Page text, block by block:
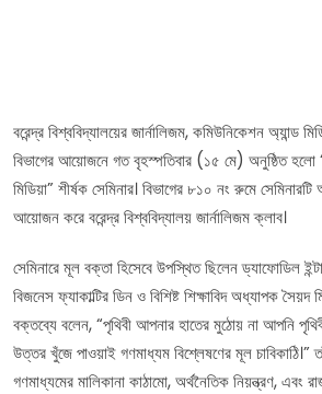
বরেন্দ্র বিশ্ববিদ্যালয়ের জার্নালিজম, কমিউনিকেশন অ্যান্ড
বিভাগের আয়োজনে গত বৃহস্পতিবার (১৫ মে) অনুষ্ঠিত
মিডিয়া” শীর্ষক সেমিনার। বিভাগের ৮১০ নং রুমে সেমিনারটি
আয়োজন করে বরেন্দ্র বিশ্ববিদ্যালয় জার্নালিজম ক্লাব।
সেমিনারে মূল বক্তা হিসেবে উপস্থিত ছিলেন ড্যাফোডিল
বিজনেস ফ্যাকাল্টির ডিন ও বিশিষ্ট শিক্ষাবিদ অধ্যাপক সৈয়দ
বক্তব্যে বলেন, “পৃথিবী আপনার হাতের মুঠোয় না আপনি
উত্তর খুঁজে পাওয়াই গণমাধ্যম বিশ্লেষণের মূল
গণমাধ্যমের মালিকানা কাঠামো, অর্থনৈতিক নিয়ন্ত্রণ, এবং